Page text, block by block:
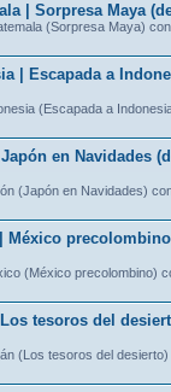
| Sorpresa Maya
(Sorpresa Maya)
| Escapada a
(Escapada a
en Navidades
(Japón en Navidades)
México
(México precolombino)
tesoros del
(Los tesoros del